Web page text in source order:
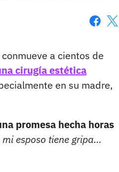
a cientos de
cirugía estética
en su madre,
promesa hecha horas
esposo tiene gripa…